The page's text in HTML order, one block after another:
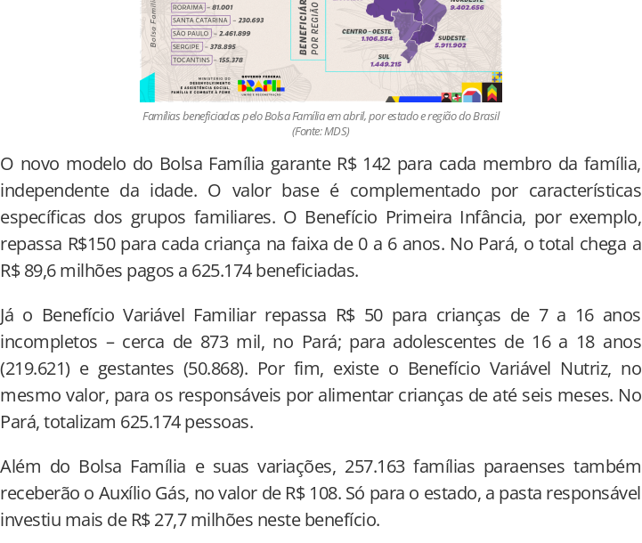
Famílias beneficiadas pelo Bolsa Família em abril, por estado e região do Brasil
(Fonte: MDS)
O novo modelo do Bolsa Família garante R$ 142 para cada membro da família,
independente da idade. O valor base é complementado por características
específicas dos grupos familiares. O Benefício Primeira Infância, por exemplo,
repassa R$150 para cada criança na faixa de 0 a 6 anos. No Pará, o total chega a
R$ 89,6 milhões pagos a 625.174 beneficiadas.
Já o Benefício Variável Familiar repassa R$ 50 para crianças de 7 a 16 anos
incompletos – cerca de 873 mil, no Pará; para adolescentes de 16 a 18 anos
(219.621) e gestantes (50.868). Por fim, existe o Benefício Variável Nutriz, no
mesmo valor, para os responsáveis por alimentar crianças de até seis meses. No
Pará, totalizam 625.174 pessoas.
Além do Bolsa Família e suas variações, 257.163 famílias paraenses também
receberão o Auxílio Gás, no valor de R$ 108. Só para o estado, a pasta responsável
investiu mais de R$ 27,7 milhões neste benefício.